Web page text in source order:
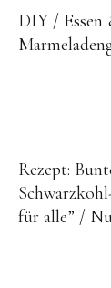
DIY
Rezept:
für alle”